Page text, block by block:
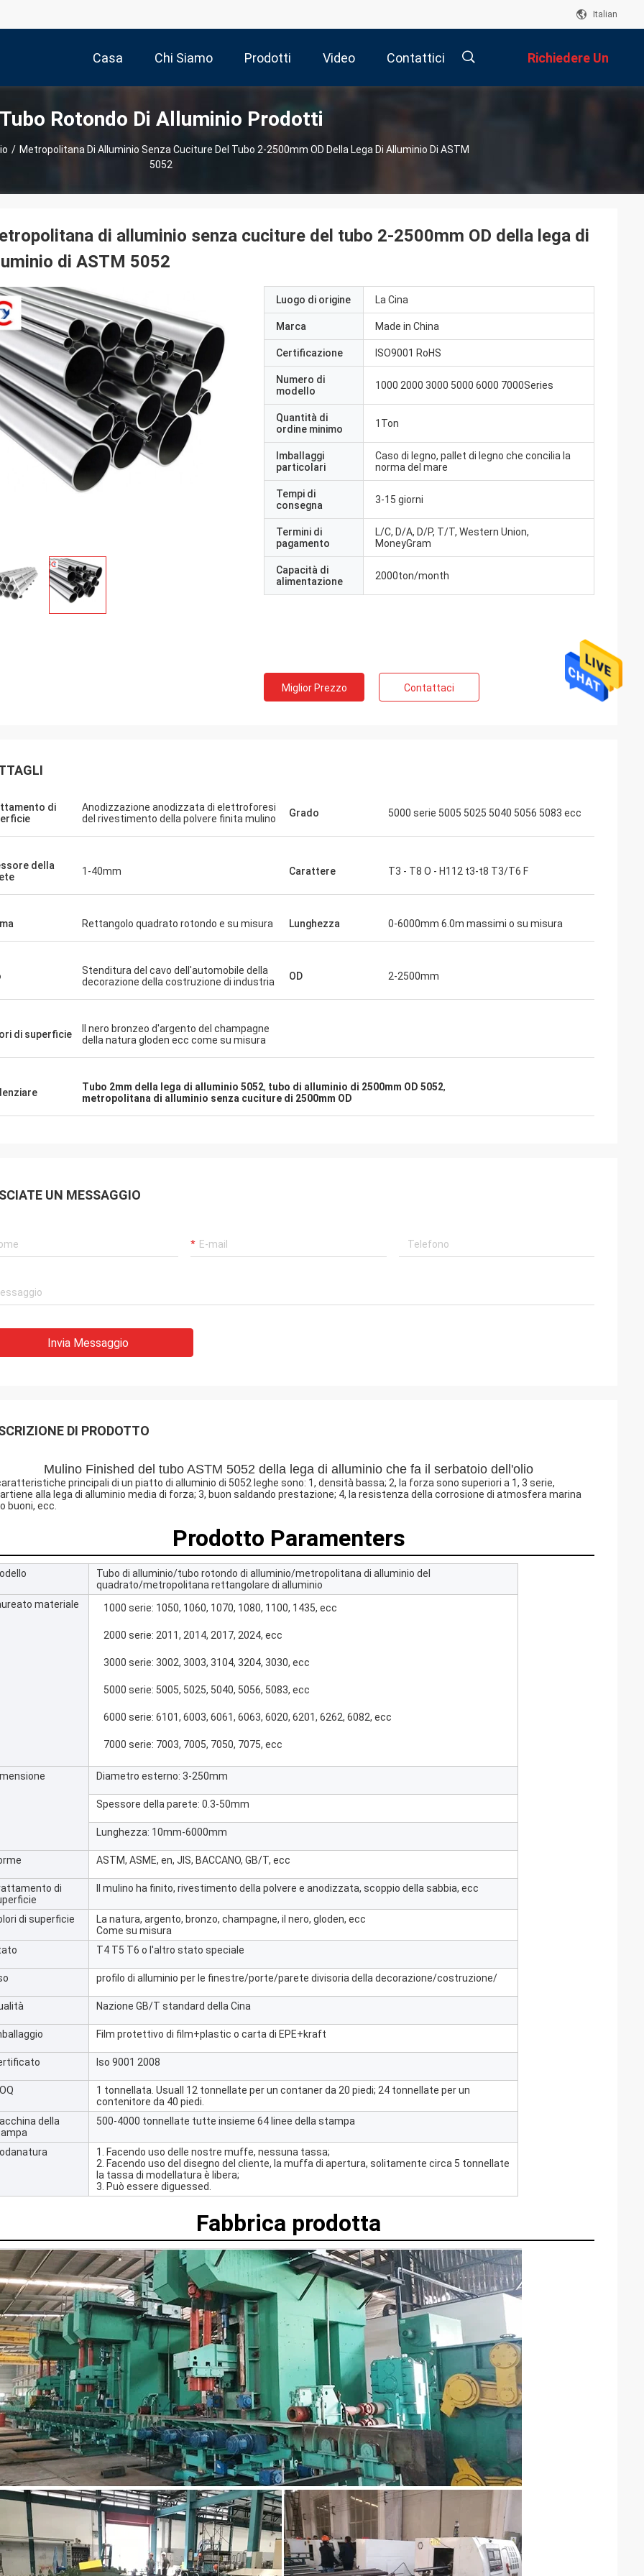
Italian
Casa Chi Siamo Prodotti Video Contattici Richiedere Un
Preventivo
Tubo Rotondo Di Alluminio Prodotti
/ Metropolitana Di Alluminio Senza Cuciture Del Tubo 2-2500mm OD Della Lega Di Alluminio Di ASTM
5052
di alluminio senza cuciture del tubo 2-2500mm OD della lega di
di ASTM 5052
Luogo di origine La Cina
Marca Made in China
Certificazione ISO9001 RoHS
Numero di
modello
1000 2000 3000 5000 6000 7000Series
Quantità di
ordine minimo
1Ton
Imballaggi
particolari
Caso di legno, pallet di legno che concilia la
norma del mare
Tempi di
consegna
3-15 giorni
Termini di
pagamento
L/C, D/A, D/P, T/T, Western Union,
MoneyGram
Capacità di
alimentazione
2000ton/month
Miglior Prezzo Contattaci
di
Anodizzazione anodizzata di elettroforesi
del rivestimento della polvere finita mulino
Grado 5000 serie 5005 5025 5040 5056 5083 ecc
della
1-40mm Carattere T3 - T8 O - H112 t3-t8 T3/T6 F
Rettangolo quadrato rotondo e su misura Lunghezza 0-6000mm 6.0m massimi o su misura
Stenditura del cavo dell'automobile della
decorazione della costruzione di industria
OD 2-2500mm
di superficie
Il nero bronzeo d'argento del champagne
della natura gloden ecc come su misura
Tubo 2mm della lega di alluminio 5052, tubo di alluminio di 2500mm OD 5052,
metropolitana di alluminio senza cuciture di 2500mm OD
UN MESSAGGIO
Invia Messaggio
DI PRODOTTO
Mulino Finished del tubo ASTM 5052 della lega di alluminio che fa il serbatoio dell'olio
principali di un piatto di alluminio di 5052 leghe sono: 1, densità bassa; 2, la forza sono superiori a 1, 3 serie,
alla lega di alluminio media di forza; 3, buon saldando prestazione; 4, la resistenza della corrosione di atmosfera marina
buoni, ecc.
Prodotto Paramenters
Tubo di alluminio/tubo rotondo di alluminio/metropolitana di alluminio del
quadrato/metropolitana rettangolare di alluminio
materiale
1000 serie: 1050, 1060, 1070, 1080, 1100, 1435, ecc
2000 serie: 2011, 2014, 2017, 2024, ecc
3000 serie: 3002, 3003, 3104, 3204, 3030, ecc
5000 serie: 5005, 5025, 5040, 5056, 5083, ecc
6000 serie: 6101, 6003, 6061, 6063, 6020, 6201, 6262, 6082, ecc
7000 serie: 7003, 7005, 7050, 7075, ecc
Diametro esterno: 3-250mm
Spessore della parete: 0.3-50mm
Lunghezza: 10mm-6000mm
ASTM, ASME, en, JIS, BACCANO, GB/T, ecc
di
Il mulino ha finito, rivestimento della polvere e anodizzata, scoppio della sabbia, ecc
di superficie
La natura, argento, bronzo, champagne, il nero, gloden, ecc
Come su misura
T4 T5 T6 o l'altro stato speciale
profilo di alluminio per le finestre/porte/parete divisoria della decorazione/costruzione/
Nazione GB/T standard della Cina
Film protettivo di film+plastic o carta di EPE+kraft
Iso 9001 2008
1 tonnellata. Usuall 12 tonnellate per un contaner da 20 piedi; 24 tonnellate per un
contenitore da 40 piedi.
della
500-4000 tonnellate tutte insieme 64 linee della stampa
1. Facendo uso delle nostre muffe, nessuna tassa;
2. Facendo uso del disegno del cliente, la muffa di apertura, solitamente circa 5 tonnellate
la tassa di modellatura è libera;
3. Può essere diguessed.
Fabbrica prodotta